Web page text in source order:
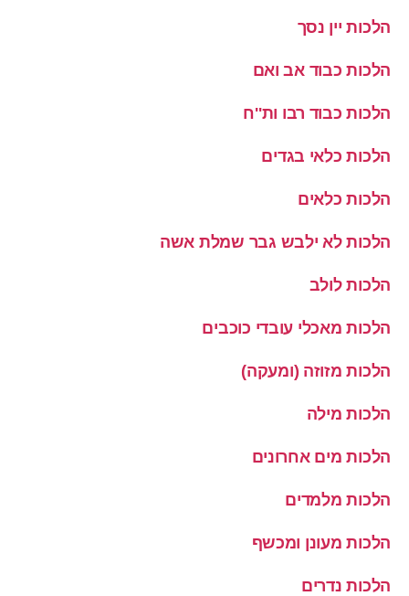
הלכות יין נסך
הלכות כבוד אב ואם
הלכות כבוד רבו ות''ח
הלכות כלאי בגדים
הלכות כלאים
הלכות לא ילבש גבר שמלת אשה
הלכות לולב
הלכות מאכלי עובדי כוכבים
הלכות מזוזה (ומעקה)
הלכות מילה
הלכות מים אחרונים
הלכות מלמדים
הלכות מעונן ומכשף
הלכות נדרים